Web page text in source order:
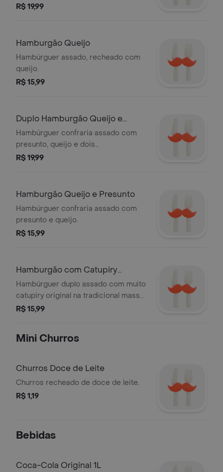
R$ 19,99
Hamburgão Queijo
Hambúrguer assado, recheado com
queijo.
R$ 15,99
Duplo Hamburgão Queijo e
Presunto
Hambúrguer confraria assado com
presunto, queijo e dois
hambúrgueres.
R$ 19,99
Hamburgão Queijo e Presunto
Hambúrguer confraria assado com
presunto e queijo.
R$ 15,99
Hamburgão com Catupiry
Original
Hambúrguer duplo assado com muito
catupiry original na tradicional massa
confraria feita com azeite.
R$ 15,99
Mini Churros
Churros Doce de Leite
Churros recheado de doce de leite.
R$ 1,19
Bebidas
Coca-Cola Original 1L